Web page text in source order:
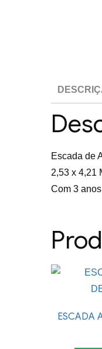
Escada de
2,53 x 4,21
Com 3
ESCADA